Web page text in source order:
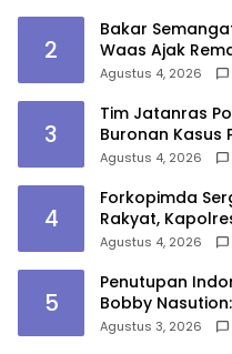
2
Bakar
Waas Ajak
Masa Depan
Agustus 4, 2026
3
Tim Jatanras
Buronan Kasus
Agustus 4, 2026
4
Forkopimda
Rakyat,
Ciptakan
Agustus 4, 2026
5
Penutupan
Bobby
Fashion
Agustus 3, 2026